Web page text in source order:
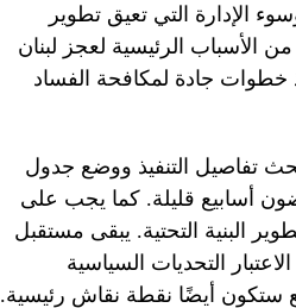
الإدارة التي تعيق تطوير
الأسباب الرئيسية لعجز لبنان
خطوات جادة لمكافحة الفساد
تفاصيل التنفيذ ووضع جدول
أسابيع قليلة. كما يجب على
البنية التحتية. يبقى مستقبل
التحديات السياسية
ستكون أيضًا نقطة نقاش رئيسية.